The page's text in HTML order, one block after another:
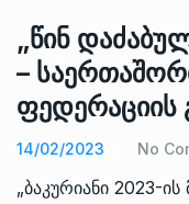
„წინ
–
ფედერაციის
14/02/2023 No
„ბაკურიანი 2023-